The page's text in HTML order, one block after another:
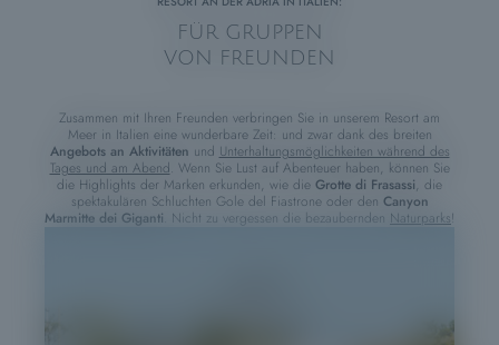
FÜR GRUPPEN
VON FREUNDEN
Zusammen mit Ihren Freunden verbringen Sie in unserem Resort am
Meer in Italien eine wunderbare Zeit: und zwar dank des breiten
Angebots an Aktivitäten und Unterhaltungsmöglichkeiten während des
Tages und am Abend. Wenn Sie Lust auf Abenteuer haben, können Sie
die Highlights der Marken erkunden, wie die Grotte di Frasassi , die
spektakulären Schluchten Gole del Fiastrone oder den Canyon
Marmitte dei Giganti . Nicht zu vergessen die bezaubernden Naturparks!